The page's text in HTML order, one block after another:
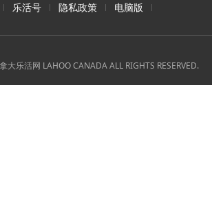
乐活号 隐私政策 电脑版
大乐活网 LAHOO CANADA ALL RIGHTS RESERVED.